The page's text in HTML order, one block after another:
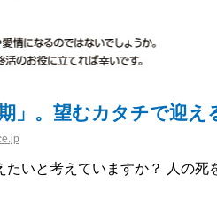
」。望むカタチで迎
たいと考えていますか？ 人の